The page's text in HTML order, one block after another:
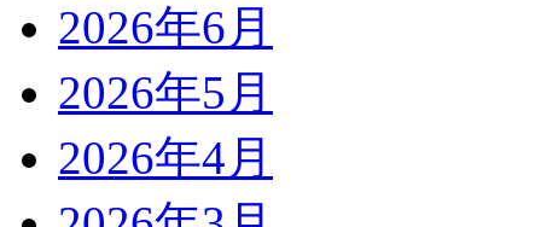
2026年6月
2026年5月
2026年4月